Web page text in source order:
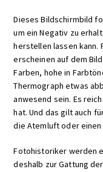
Dieses Bildschirmbild
um ein Negativ zu
herstellen lassen kann.
erscheinen auf dem
Farben, hohe in
Thermograph etwas
anwesend sein. Es
hat. Und das gilt auch
die Atemluft oder einen
Fotohistoriker werden
deshalb zur Gattung